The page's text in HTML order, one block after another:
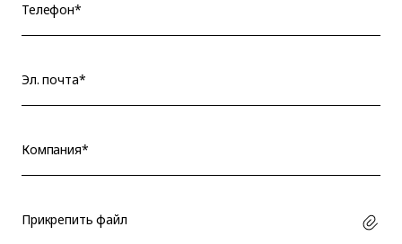
Телефон*
Эл. почта*
Компания*
Прикрепить файл